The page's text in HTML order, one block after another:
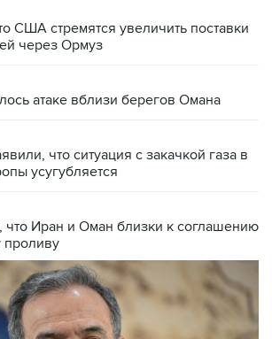
США стремятся увеличить поставки
через Ормуз
атаке вблизи берегов Омана
что ситуация с закачкой газа в
усугубляется
что Иран и Оман близки к соглашению
проливу